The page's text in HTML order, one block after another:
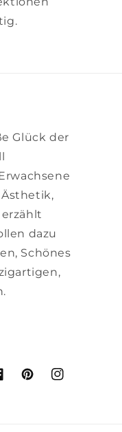
Glück der
dazu
Schönes
PinterestInstagram